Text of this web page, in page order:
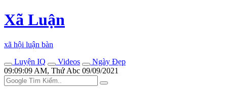
Xã Luận
xã hội luận bàn
Luyện IQ
Videos
Ngày Đẹp
09:09:09 AM, Thứ Abc 09/09/2021